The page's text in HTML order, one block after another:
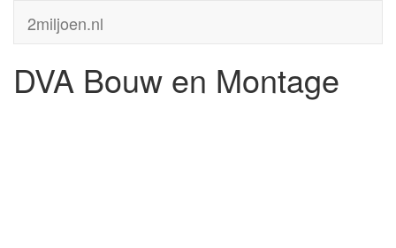
2miljoen.nl
DVA Bouw en Montage